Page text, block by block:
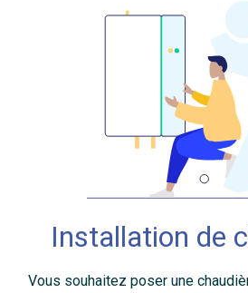
Installation de
Vous souhaitez poser une